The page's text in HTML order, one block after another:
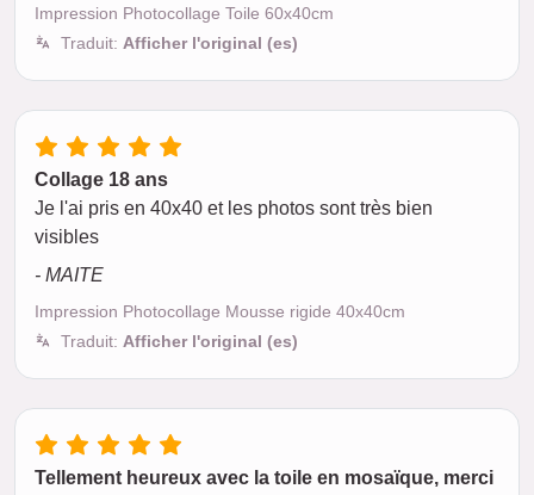
Impression Photocollage Toile 60x40cm
Traduit: Afficher l'original (es)
Collage 18 ans
Je l'ai pris en 40x40 et les photos sont très bien
visibles
- MAITE
Impression Photocollage Mousse rigide 40x40cm
Traduit: Afficher l'original (es)
Tellement heureux avec la toile en mosaïque, merci